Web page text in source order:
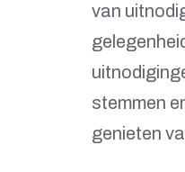
van
stemmen
genieten